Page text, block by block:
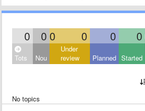
0 0 0 0 0 0
Tots Nou
Under
review
Planned Started
No topics